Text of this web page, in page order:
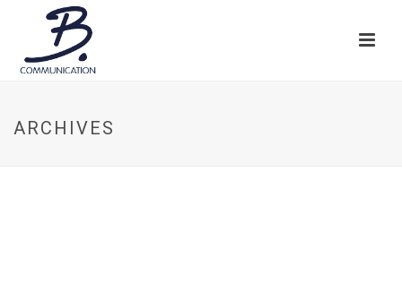
ARCHIVES